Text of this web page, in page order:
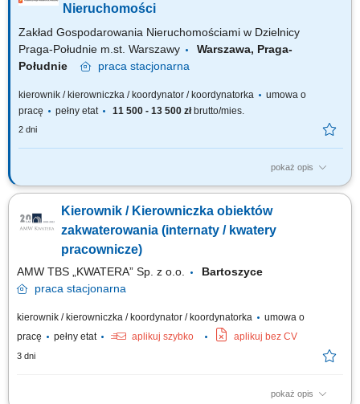
wykonywanych przez firmy zewnętrzne. Monitorowanie stanu
Nieruchomości
Zakład Gospodarowania Nieruchomościami w Dzielnicy
Praga-Południe m.st. Warszawy
Warszawa, Praga-
Południe
praca stacjonarna
kierownik / kierowniczka / koordynator / koordynatorka
umowa o
pracę
pełny etat 11 500 - 13 500 złbrutto/mies.
2 dni
pokaż opis
GŁÓWNE ZADANIA NA STANOWISKU Nadzór i realizacja zadań w
zasobu m.st. Warszawy i nieruchomości wspólnych. Monitorowanie stanu
prawnego zasobów, nadzór nad przestrzeganiem warunków umów.
Zawieranie umów w zakresie usług...
Kierownik / Kierowniczka obiektów
zakwaterowania (internaty / kwatery
pracownicze)
AMW TBS „KWATERA” Sp. z o.o.
Bartoszyce
praca stacjonarna
kierownik / kierowniczka / koordynator / koordynatorka
umowa o
pracę
pełny etat aplikuj szybko aplikuj bez CV
3 dni
pokaż opis